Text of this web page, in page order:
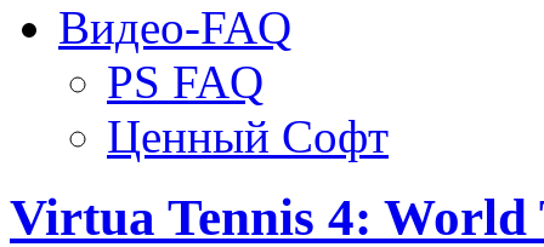
Видео-FAQ
PS FAQ
Ценный Софт
Virtua Tennis 4: